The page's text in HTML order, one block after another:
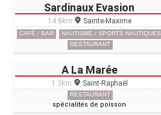
Sardinaux Evasion
14.8km Sainte-Maxime
CAFÉ / BAR
NAUTISME / SPORTS NAUTIQUES
RESTAURANT
A La Marée
1.3km Saint-Raphaël
RESTAURANT
spécialités de poisson